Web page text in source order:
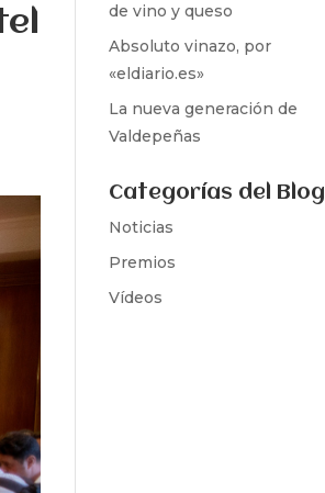
de vino y queso
Absoluto vinazo, por
«eldiario.es»
La nueva generación de
Valdepeñas
Categorías del Blog
Noticias
Premios
Vídeos